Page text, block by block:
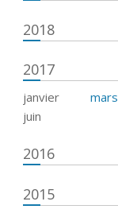
2018
2017
janvier mars
juin
2016
2015